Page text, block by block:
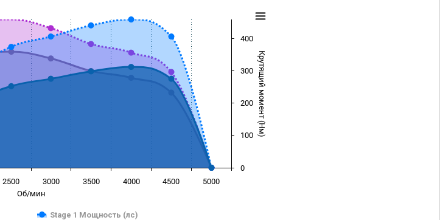
Об/мин
Крутящий момент (Нм)
Stage 1 Мощность (лс)
2500 3000 3500 4000 4500 5000
0
100
200
300
400